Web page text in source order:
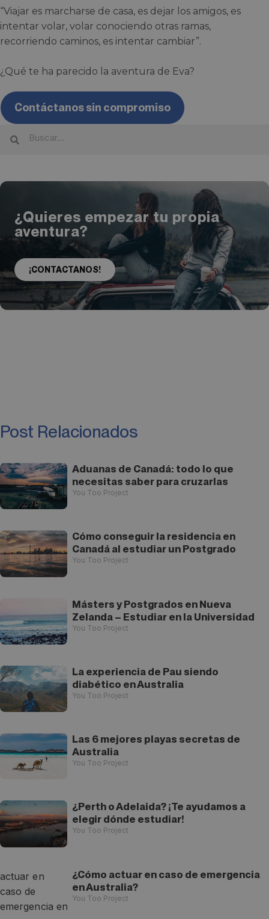
“Viajar es marcharse de casa, es dejar los amigos, es
intentar volar, volar conociendo otras ramas,
recorriendo caminos, es intentar cambiar”.
¿Qué te ha parecido la aventura de Eva?
Contáctanos sin compromiso
¿Quieres empezar tu propia
aventura?
¡CONTACTANOS!
Post Relacionados
Aduanas de Canadá: todo lo que
necesitas saber para cruzarlas
You Too Project
Cómo conseguir la residencia en
Canadá al estudiar un Postgrado
You Too Project
Másters y Postgrados en Nueva
Zelanda – Estudiar en la Universidad
You Too Project
La experiencia de Pau siendo
diabético en Australia
You Too Project
Las 6 mejores playas secretas de
Australia
You Too Project
¿Perth o Adelaida? ¡Te ayudamos a
elegir dónde estudiar!
You Too Project
¿Cómo actuar en caso de emergencia
en Australia?
You Too Project